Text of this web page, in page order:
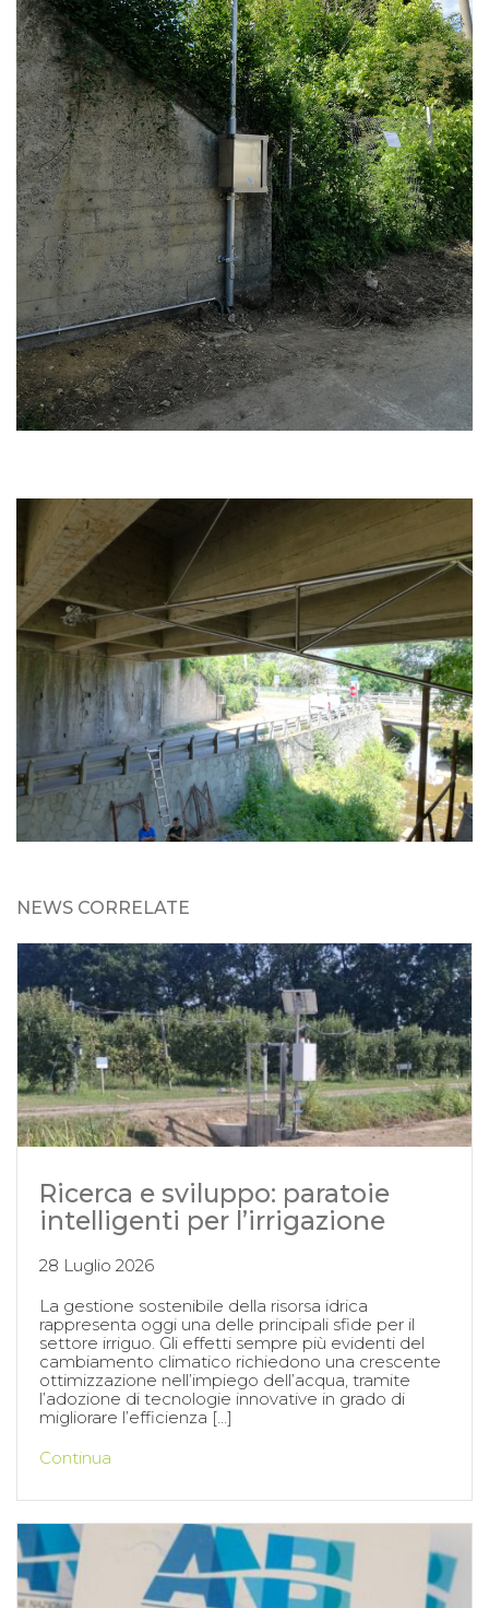
NEWS CORRELATE
Ricerca e sviluppo: paratoie
intelligenti per l’irrigazione
28 Luglio 2026
La gestione sostenibile della risorsa idrica
rappresenta oggi una delle principali sfide per il
settore irriguo. Gli effetti sempre più evidenti del
cambiamento climatico richiedono una crescente
ottimizzazione nell’impiego dell’acqua, tramite
l’adozione di tecnologie innovative in grado di
migliorare l’efficienza […]
Continua